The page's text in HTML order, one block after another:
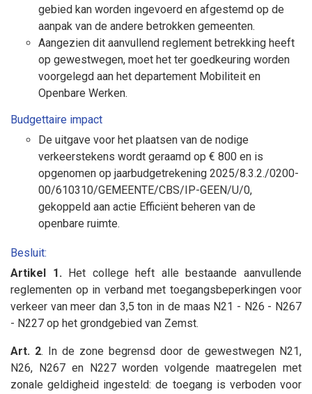
gebied kan worden ingevoerd en afgestemd op de
aanpak van de andere betrokken gemeenten.
Aangezien dit aanvullend reglement betrekking heeft
op gewestwegen, moet het ter goedkeuring worden
voorgelegd aan het departement Mobiliteit en
Openbare Werken.
Budgettaire impact
De uitgave voor het plaatsen van de nodige
verkeerstekens wordt geraamd op € 800 en is
opgenomen op jaarbudgetrekening 2025/8.3.2./0200-
00/610310/GEMEENTE/CBS/IP-GEEN/U/0,
gekoppeld aan actie Efficiënt beheren van de
openbare ruimte.
Besluit:
Artikel 1. Het college heft alle bestaande aanvullende
reglementen op in verband met toegangsbeperkingen voor
verkeer van meer dan 3,5 ton in de maas N21 - N26 - N267
- N227 op het grondgebied van Zemst.
Art. 2. In de zone begrensd door de gewestwegen N21,
N26, N267 en N227worden volgende maatregelen met
zonale geldigheid ingesteld: de toegang is verboden voor